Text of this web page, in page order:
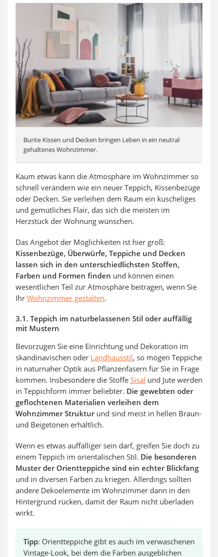
Bunte Kissen und Decken bringen Leben in ein neutral
gehaltenes Wohnzimmer.
Kaum etwas kann die Atmosphäre im Wohnzimmer so
schnell verändern wie ein neuer Teppich, Kissenbezüge
oder Decken. Sie verleihen dem Raum ein kuscheliges
und gemütliches Flair, das sich die meisten im
Herzstück der Wohnung wünschen.
Das Angebot der Möglichkeiten ist hier groß:
Kissenbezüge, Überwürfe, Teppiche und Decken
lassen sich in den unterschiedlichsten Stoffen,
Farben und Formen finden und können einen
wesentlichen Teil zur Atmosphäre beitragen, wenn Sie
Ihr Wohnzimmer gestalten.
3.1. Teppich im naturbelassenen Stil oder auffällig
mit Mustern
Bevorzugen Sie eine Einrichtung und Dekoration im
skandinavischen oder Landhausstil, so mögen Teppiche
in naturnaher Optik aus Pflanzenfasern für Sie in Frage
kommen. Insbesondere die Stoffe Sisal und Jute werden
in Teppichform immer beliebter. Die gewebten oder
geflochtenen Materialien verleihen dem
Wohnzimmer Strukturund sind meist in hellen Braun-
und Beigetönen erhältlich.
Wenn es etwas auffälliger sein darf, greifen Sie doch zu
einem Teppich im orientalischen Stil. Die besonderen
Muster der Orientteppiche sind ein echter Blickfang
und in diversen Farben zu kriegen. Allerdings sollten
andere Dekoelemente im Wohnzimmer dann in den
Hintergrund rücken, damit der Raum nicht überladen
wirkt.
Tipp: Orientteppiche gibt es auch im verwaschenen
Vintage-Look, bei dem die Farben ausgeblichen